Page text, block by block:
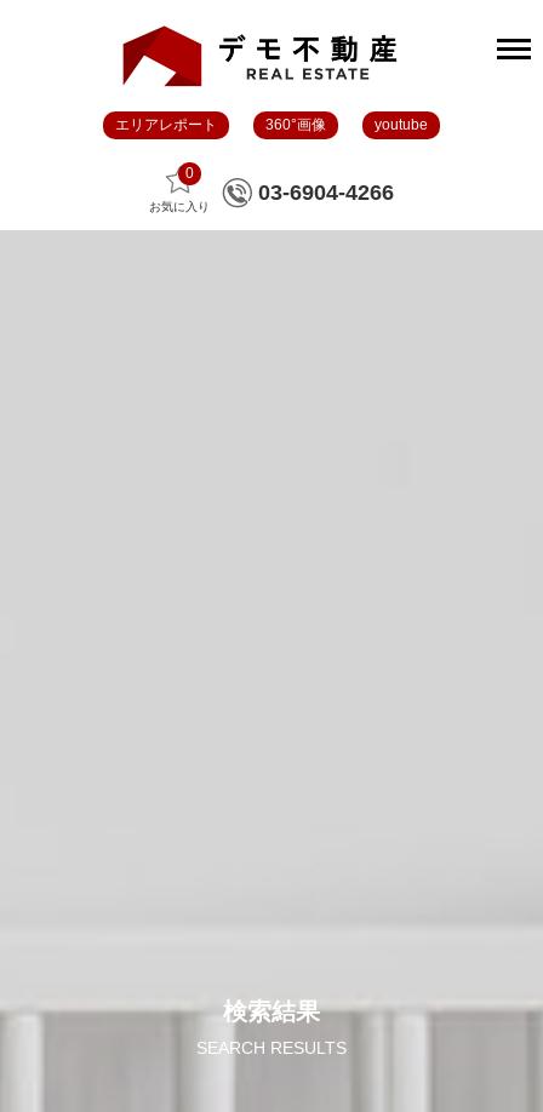
エリアレポート 360°画像 youtube
0
お気に入り
03-6904-4266
検索結果
SEARCH RESULTS